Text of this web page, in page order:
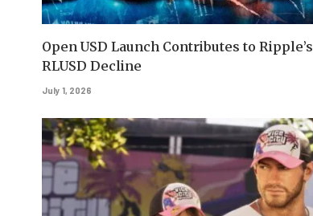
Open USD Launch Contributes to Ripple’s
RLUSD Decline
July 1, 2026